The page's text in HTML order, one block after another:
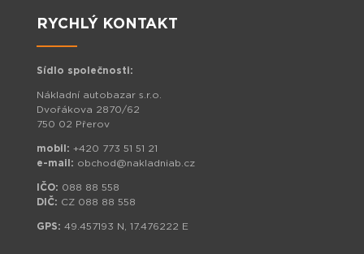
RYCHLÝ KONTAKT
Sídlo společnosti:
Nákladní autobazar s.r.o.
Dvořákova 2870/62
750 02 Přerov
mobil: +420 773 51 51 21
e-mail: obchod@nakladniab.cz
IČO: 088 88 558
DIČ: CZ 088 88 558
GPS: 49.457193 N, 17.476222 E